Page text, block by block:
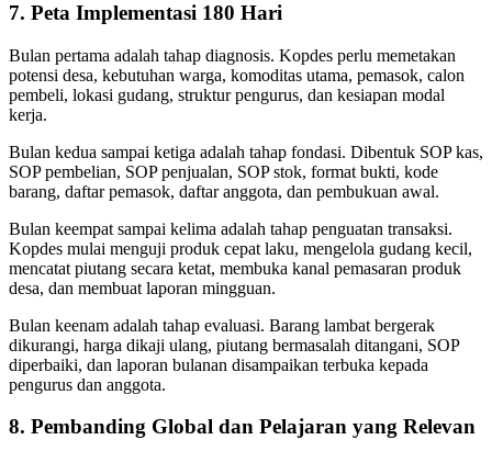
7. Peta Implementasi 180 Hari
Bulan pertama adalah tahap diagnosis. Kopdes perlu memetakan
potensi desa, kebutuhan warga, komoditas utama, pemasok, calon
pembeli, lokasi gudang, struktur pengurus, dan kesiapan modal
kerja.
Bulan kedua sampai ketiga adalah tahap fondasi. Dibentuk SOP kas,
SOP pembelian, SOP penjualan, SOP stok, format bukti, kode
barang, daftar pemasok, daftar anggota, dan pembukuan awal.
Bulan keempat sampai kelima adalah tahap penguatan transaksi.
Kopdes mulai menguji produk cepat laku, mengelola gudang kecil,
mencatat piutang secara ketat, membuka kanal pemasaran produk
desa, dan membuat laporan mingguan.
Bulan keenam adalah tahap evaluasi. Barang lambat bergerak
dikurangi, harga dikaji ulang, piutang bermasalah ditangani, SOP
diperbaiki, dan laporan bulanan disampaikan terbuka kepada
pengurus dan anggota.
8. Pembanding Global dan Pelajaran yang Relevan